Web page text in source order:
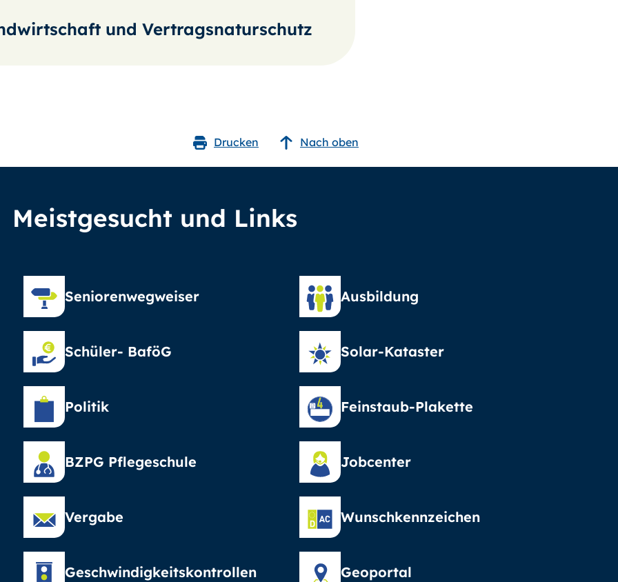
und Vertragsnaturschutz
Nach oben
Drucken
Meistgesucht und Links
Seniorenwegweiser Ausbildung
Schüler- BaföG Solar-Kataster
Politik Feinstaub-Plakette
BZPG Pflegeschule Jobcenter
Vergabe Wunschkennzeichen
Geschwindigkeitskontrollen Geoportal